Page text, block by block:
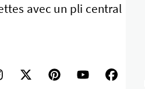
avec un pli central